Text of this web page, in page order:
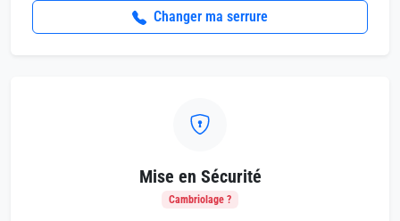
Changer ma serrure
Mise en Sécurité
Cambriolage ?